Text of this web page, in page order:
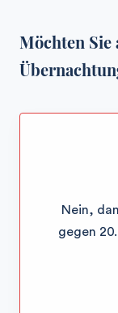
Möchten Sie
Nein,
gegen